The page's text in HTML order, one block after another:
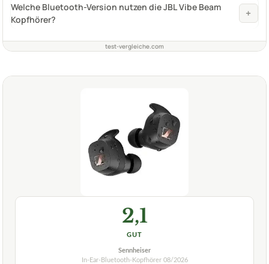
Welche Bluetooth-Version nutzen die JBL Vibe Beam
Kopfhörer?
+
test-vergleiche.com
2,1
GUT
Sennheiser
In-Ear-Bluetooth-Kopfhörer 08/2026